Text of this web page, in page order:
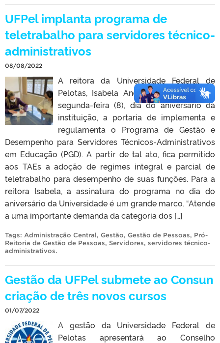
UFPel implanta programa de
teletrabalho para servidores técnico-
administrativos
08/08/2022
A reitora da Universidade Federal de
Pelotas, Isabela Andrade, assinou, nesta
segunda-feira (8), dia do aniversário da
instituição, a portaria de implementa e
regulamenta o Programa de Gestão e
Desempenho para Servidores Técnicos-Administrativos
em Educação (PGD). A partir de tal ato, fica permitido
aos TAEs a adoção de regimes integral e parcial de
teletrabalho para desempenho de suas funções. Para a
reitora Isabela, a assinatura do programa no dia do
aniversário da Universidade é um grande marco. “Atende
a uma importante demanda da categoria dos […]
Tags: Administração Central, Gestão, Gestão de Pessoas, Pró-
Reitoria de Gestão de Pessoas, Servidores, servidores técnico-
administrativos.
Gestão da UFPel submete ao Consun
criação de três novos cursos
01/07/2022
A gestão da Universidade Federal de
Pelotas apresentará ao Conselho